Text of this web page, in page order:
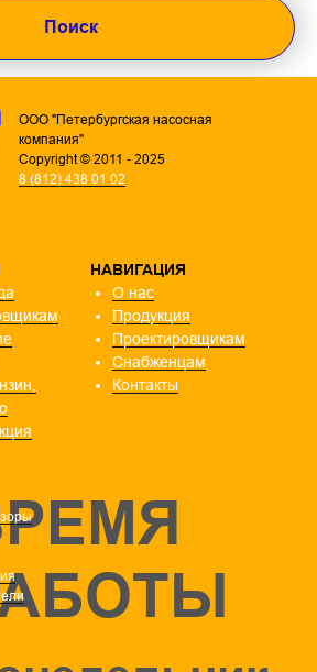
Поиск
НАВИГАЦИЯ
О нас
Продукция
Проектировщикам
Снабженцам
Контакты
ООО "Петербургская насосная
компания"
Copyright © 2011 - 2025
8 (812) 438 01 02